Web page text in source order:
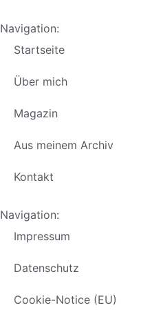
Navigation:
Startseite
Über mich
Magazin
Aus meinem Archiv
Kontakt
Navigation:
Impressum
Datenschutz
Cookie-Notice (EU)